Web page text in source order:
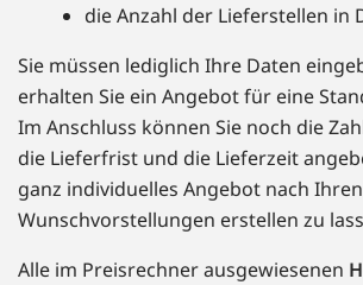
die Anzahl der Lieferstellen in
Sie müssen lediglich Ihre Daten
erhalten Sie ein Angebot für eine
Im Anschluss können Sie noch die
die Lieferfrist und die Lieferzeit
ganz individuelles Angebot nach Ihren
Wunschvorstellungen erstellen zu
Alle im Preisrechner ausgewiesenen